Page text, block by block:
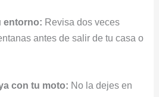
entorno: Revisa dos veces
antes de salir de tu casa o
con tu moto: No la dejes en